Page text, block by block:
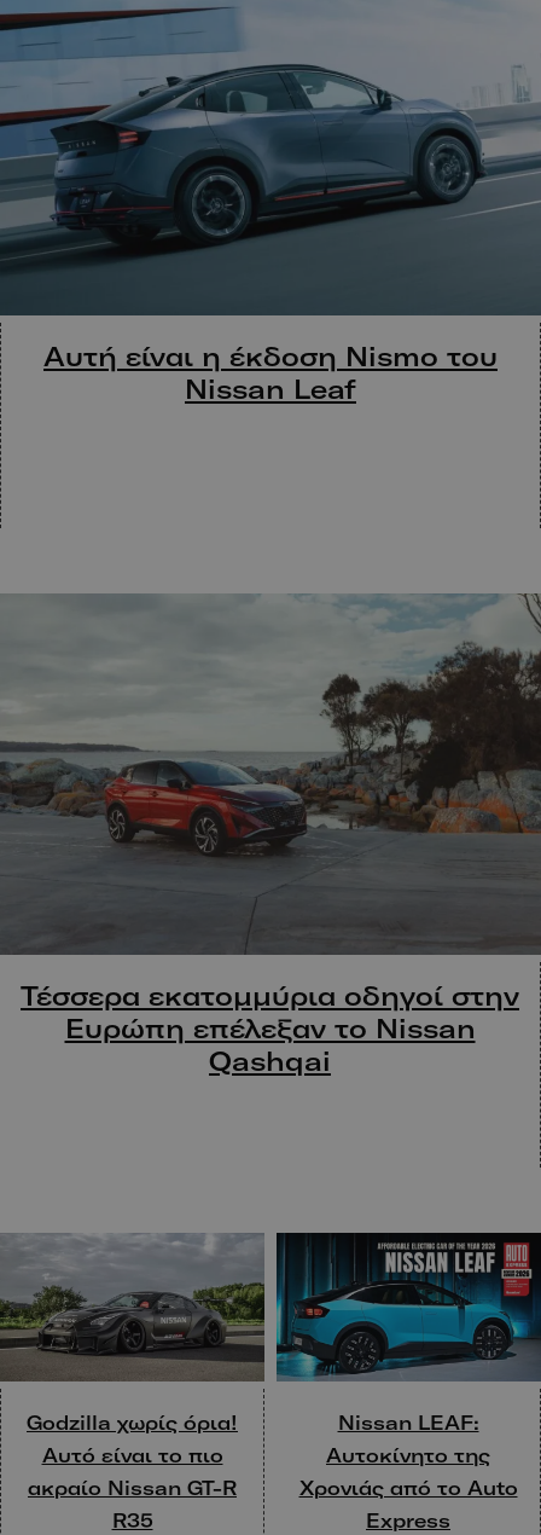
Αυτή είναι η έκδοση Nismo του
Nissan Leaf
Τέσσερα εκατομμύρια οδηγοί στην
Ευρώπη επέλεξαν το Nissan
Qashqai
Godzilla χωρίς όρια!
Αυτό είναι το πιο
ακραίο Nissan GT-R
R35
Nissan LEAF:
Αυτοκίνητο της
Χρονιάς από το Auto
Express